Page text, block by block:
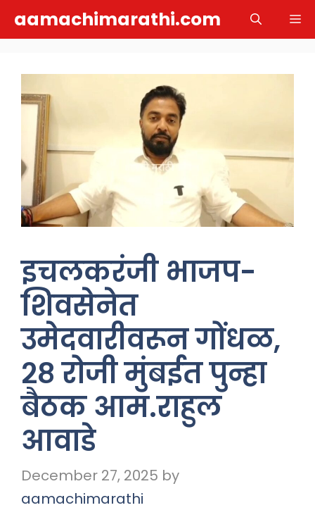
aamachimarathi.com
इचलकरंजी भाजप-
शिवसेनेत
उमेदवारीवरून गोंधळ,
२८ रोजी मुंबईत पुन्हा
बैठक आम.राहुल
आवाडे
December 27, 2025 by
aamachimarathi